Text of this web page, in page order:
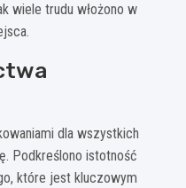
wiele trudu włożono w
dla wszystkich
Podkreślono istotność
które jest kluczowym